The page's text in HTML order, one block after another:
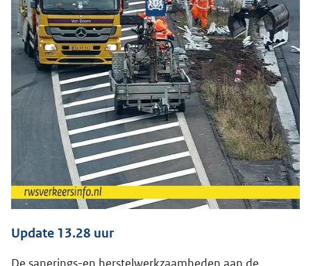
Update 13.28 uur